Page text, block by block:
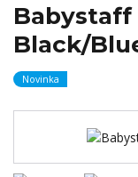
Babystaff
Black/
Novinka